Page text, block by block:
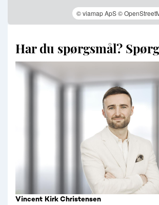
© viamap ApS©
Har du spørgsmål?
Vincent Kirk Christensen